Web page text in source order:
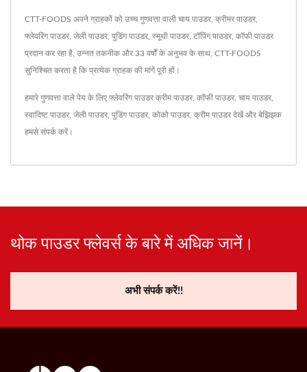
CTT-FOODS अपने ग्राहकों को उच्च गुणवत्ता वाली चाय पाउडर, क्रीमर पाउडर,
फ्लेवरिंग पाउडर, जेली पाउडर, पुडिंग पाउडर, स्मूथी पाउडर, टॉपिंग पाउडर, कॉफी पाउडर
प्रदान कर रहा है, उन्नत तकनीक और 33 वर्षों के अनुभव के साथ, CTT-FOODS
सुनिश्चित करता है कि प्रत्येक ग्राहक की मांगें पूरी हों।
हमारे गुणवत्ता वाले पेय के लिए फ्लेवरिंग पाउडरक्रीम पाउडर, कॉफी पाउडर, चाय पाउडर,
स्वादिष्ट पाउडर, जेली पाउडर, पुडिंग पाउडर, कोको पाउडर, क्रीम पाउडरदेखें और बेझिझक
हमसे संपर्क करें।
थोक पाउडर फ्लेवर्स के बारे में अधिक जानें।
अभी संपर्क करें!!